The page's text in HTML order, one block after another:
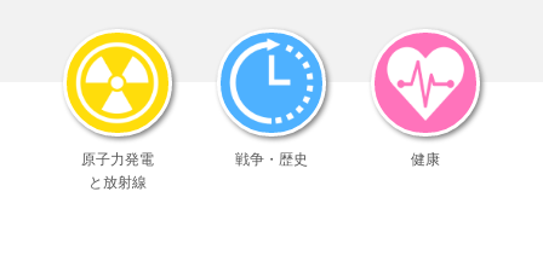
雌で震せん・虚脱
● 本剤を血液脳関門が未完成と考えられる
患者には注意が必要。
海外においては13歳未満の小児に対する
有効性･安全性は確立されていない
マスコミに報道されている異常行動等の
あまり熱を下げないようにと指導しているはずです。
熱を下げたほうがよっぽどトラブルが多くなるのですね。
じゃあ出っ放しでいいのか・・・やっぱりいやですよね。
だから軽く下げて・・・・
お医者さんによっても違いますが、
39℃、或いは38.5℃以下には
原子力発電
と放射線
戦争・歴史 健康